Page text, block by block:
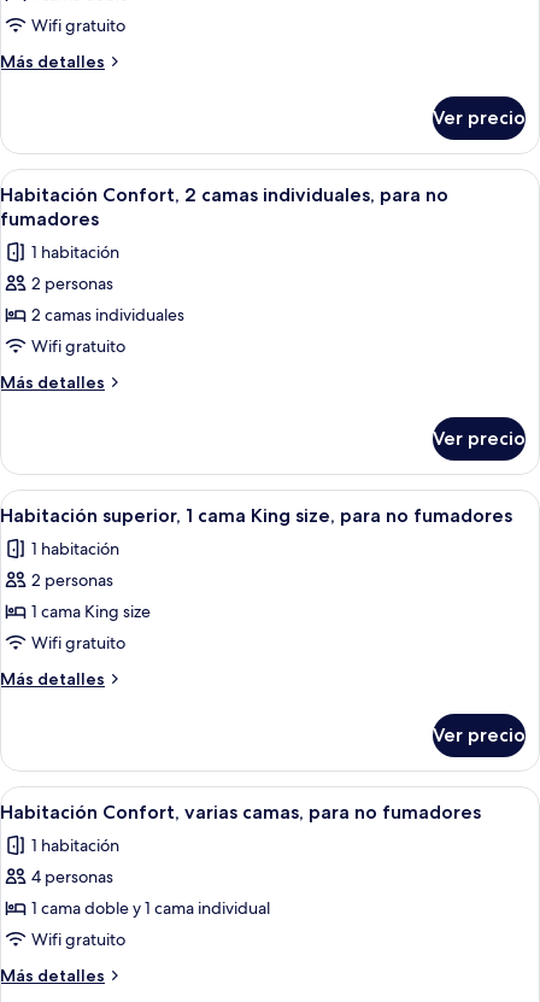
Habitación
Confort,
1
matrimonial,
para
no
fumadores
Wifi gratuito
Más detalles
Más
Confort,
cama
matrimonial,
no
fumadores
Ver precio
Abrir
todas
las
fotos
de
Habitación
Confort,
2
para
no
fumadores
Habitación de hotel con cama,
7
Habitación Confort, 2 camas individuales, para no
fumadores
1 habitación
2 personas
2 camas individuales
Wifi gratuito
Más detalles
Más
Confort,
camas
para
no
Ver precio
Abrir
todas
las
fotos
de
Habitación
superior,
1
King
size,
para
no
fumadores
Habitación de hotel con una cama
7
Habitación superior, 1 cama King size, para no fumadores
1 habitación
2 personas
1 cama King size
Wifi gratuito
Más detalles
Más
superior,
cama
size,
para
fumadores
Ver precio
Abrir
todas
las
fotos
de
Habitación
Confort,
varias
Habitación de hotel con una cama
6
Habitación Confort, varias camas, para no fumadores
1 habitación
4 personas
1 cama doble y 1 cama individual
Wifi gratuito
Más detalles
Más